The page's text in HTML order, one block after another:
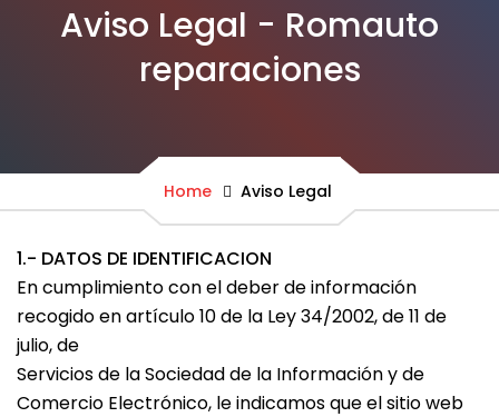
Aviso Legal - Romauto
reparaciones
Home Aviso Legal
1.- DATOS DE IDENTIFICACION
En cumplimiento con el deber de información
recogido en artículo 10 de la Ley 34/2002, de 11 de
julio, de
Servicios de la Sociedad de la Información y de
Comercio Electrónico, le indicamos que el sitio web